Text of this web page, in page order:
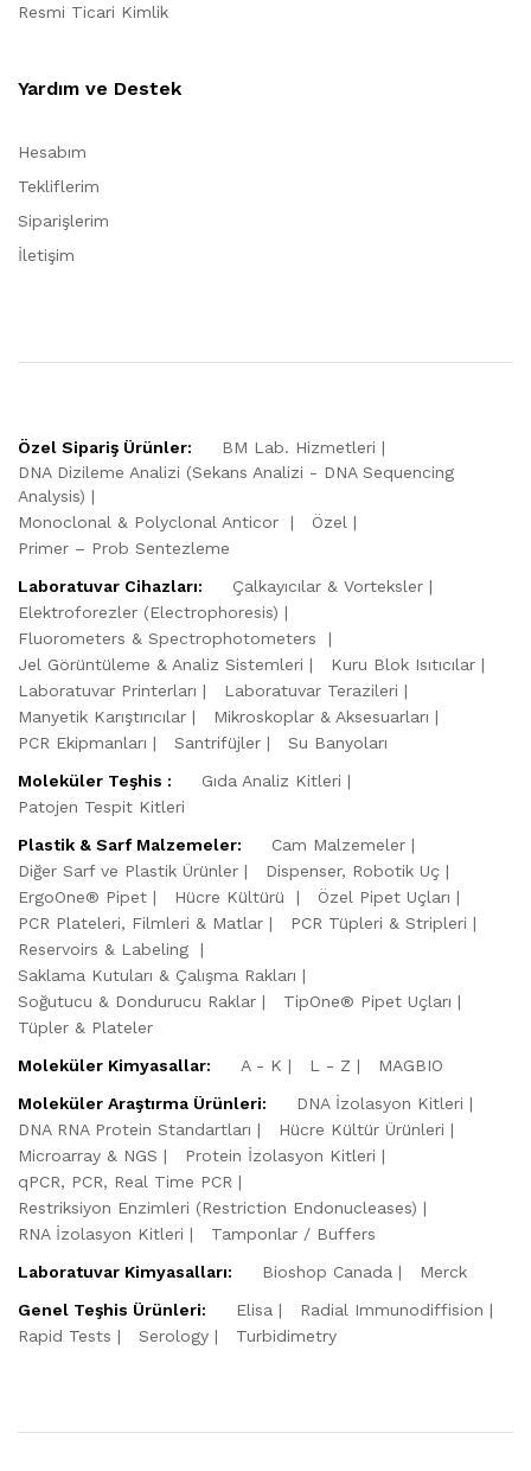
Resmi Ticari Kimlik
Yardım ve Destek
Hesabım
Tekliflerim
Siparişlerim
İletişim
Özel Sipariş Ürünler:
BM Lab. Hizmetleri
DNA Dizileme Analizi (Sekans Analizi - DNA Sequencing
Analysis)
Monoclonal & Polyclonal Anticor
Özel
Primer – Prob Sentezleme
Laboratuvar Cihazları:
Çalkayıcılar & Vorteksler
Elektroforezler (Electrophoresis)
Fluorometers & Spectrophotometers
Jel Görüntüleme & Analiz Sistemleri
Kuru Blok Isıtıcılar
Laboratuvar Printerları
Laboratuvar Terazileri
Manyetik Karıştırıcılar
Mikroskoplar & Aksesuarları
PCR Ekipmanları
Santrifüjler
Su Banyoları
Moleküler Teşhis :
Gıda Analiz Kitleri
Patojen Tespit Kitleri
Plastik & Sarf Malzemeler:
Cam Malzemeler
Diğer Sarf ve Plastik Ürünler
Dispenser, Robotik Uç
ErgoOne® Pipet
Hücre Kültürü
Özel Pipet Uçları
PCR Plateleri, Filmleri & Matlar
PCR Tüpleri & Stripleri
Reservoirs & Labeling
Saklama Kutuları & Çalışma Rakları
Soğutucu & Dondurucu Raklar
TipOne® Pipet Uçları
Tüpler & Plateler
Moleküler Kimyasallar:
A - K L - Z
MAGBIO
Moleküler Araştırma Ürünleri:
DNA İzolasyon Kitleri
DNA RNA Protein Standartları
Hücre Kültür Ürünleri
Microarray & NGS
Protein İzolasyon Kitleri
qPCR, PCR, Real Time PCR
Restriksiyon Enzimleri (Restriction Endonucleases)
RNA İzolasyon Kitleri
Tamponlar / Buffers
Laboratuvar Kimyasalları:
Bioshop Canada
Merck
Genel Teşhis Ürünleri:
Elisa
Radial Immunodiffision
Rapid Tests
Serology Turbidimetry